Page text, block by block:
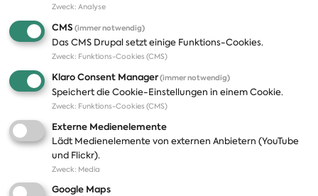
Positionen
Publikationen
Fotos
Pressekontakt
Termine
Jobs und Ausbildung
Häufige Fragen
Podcast
Abonnements
Zweck: Analyse
CMS (immer notwendig)
Das CMS Drupal setzt einige Funktions-Cookies.
Zweck: Funktions-Cookies (CMS)
Klaro Consent Manager(immer notwendig)
Speichert die Cookie-Einstellungen in einem Cookie.
Zweck: Funktions-Cookies (CMS)
Externe Medienelemente
Lädt Medienelemente von externen Anbietern (YouTube
und Flickr).
Zweck: Media
Google Maps